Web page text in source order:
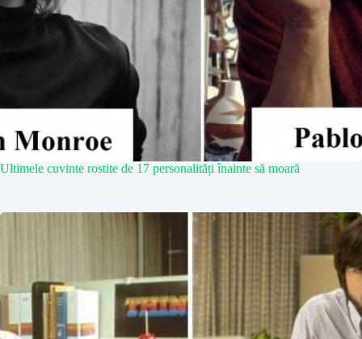
Ultimele cuvinte rostite de 17 personalități înainte să moară